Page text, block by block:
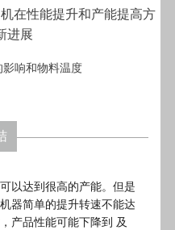
影响和物料温度
以达到很高的产能。但是
器简单的提升转速不能达
产品性能可能下降到 及